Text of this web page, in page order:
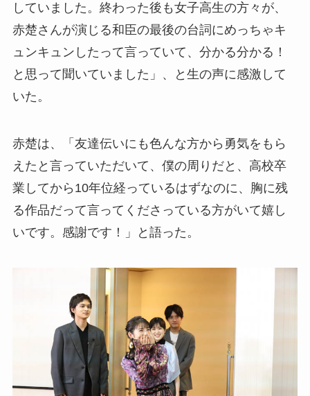
していました。終わった後も女子高生の方々が、
赤楚さんが演じる和臣の最後の台詞にめっちゃキ
ュンキュンしたって言っていて、分かる分かる！
と思って聞いていました」、と生の声に感激して
いた。
赤楚は、「友達伝いにも色んな方から勇気をもら
えたと言っていただいて、僕の周りだと、高校卒
業してから10年位経っているはずなのに、胸に残
る作品だって言ってくださっている方がいて嬉し
いです。感謝です！」と語った。